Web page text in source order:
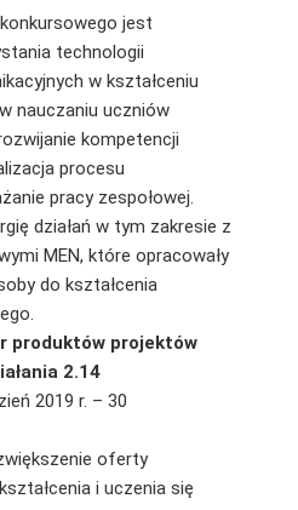
jest
technologii
w kształceniu
nauczaniu uczniów
kompetencji
procesu
pracy zespołowej.
działań w tym zakresie z
MEN, które opracowały
do kształcenia
produktów projektów
2.14
2019 r. – 30
oferty
i uczenia się